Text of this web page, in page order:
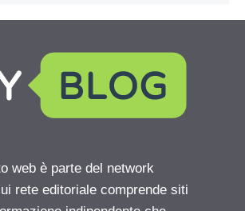
web è parte del network
rete editoriale comprende siti